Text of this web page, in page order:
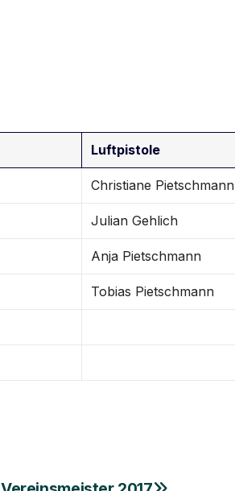
Luftpistole
Christiane Pietschmann
Julian Gehlich
Anja Pietschmann
Tobias Pietschmann